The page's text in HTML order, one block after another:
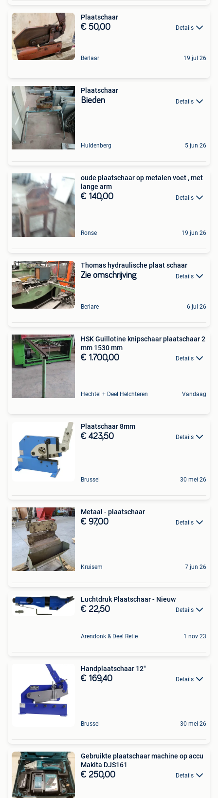
Plaatschaar
€ 50,00 Details
Berlaar 19 jul 26
Plaatschaar
Bieden Details
Huldenberg 5 jun 26
oude plaatschaar op metalen voet , met
lange arm
€ 140,00 Details
Ronse 19 jun 26
Thomas hydraulische plaat schaar
Zie omschrijving Details
Berlare 6 jul 26
HSK Guillotine knipschaar plaatschaar 2
mm 1530 mm
€ 1.700,00 Details
Hechtel + Deel Helchteren Vandaag
Plaatschaar 8mm
€ 423,50 Details
Brussel 30 mei 26
Metaal - plaatschaar
€ 97,00 Details
Kruisem 7 jun 26
Luchtdruk Plaatschaar - Nieuw
€ 22,50 Details
Arendonk & Deel Retie 1 nov 23
Handplaatschaar 12"
€ 169,40 Details
Brussel 30 mei 26
Gebruikte plaatschaar machine op accu
Makita DJS161
€ 250,00 Details